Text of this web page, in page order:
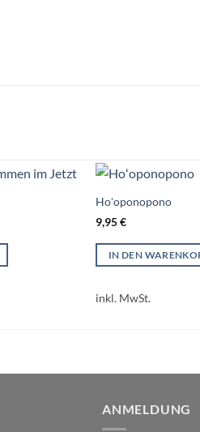
Hoʻoponopono
9,95€
IN DEN
inkl. MwSt.
ANMELDUNG